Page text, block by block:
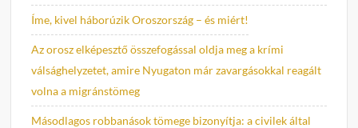
Íme, kivel háborúzik Oroszország – és miért!
Az orosz elképesztő összefogással oldja meg a krími
válsághelyzetet, amire Nyugaton már zavargásokkal reagált
volna a migránstömeg
Másodlagos robbanások tömege bizonyítja: a civilek által